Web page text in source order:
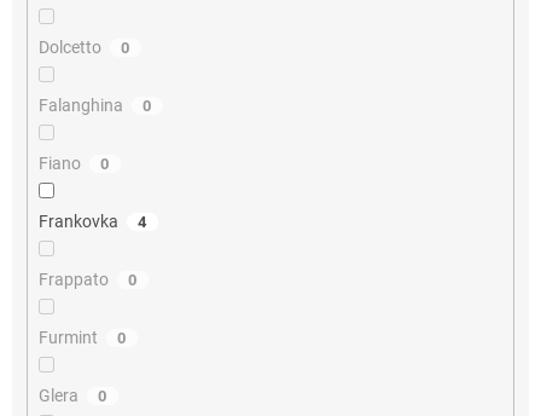
Dolcetto 0
Falanghina 0
Fiano 0
Frankovka 4
Frappato 0
Furmint 0
Glera 0